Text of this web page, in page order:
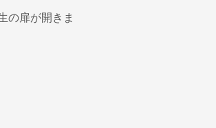
の扉が開きま